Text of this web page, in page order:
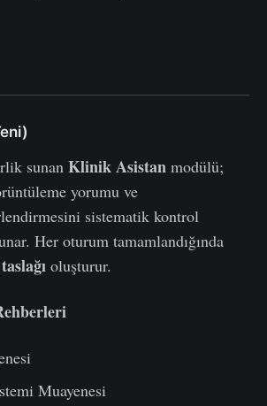
sunan Klinik Asistan modülü;
yorumu ve
sistematik kontrol
Her oturum tamamlandığında
oluşturur.
Muayenesi